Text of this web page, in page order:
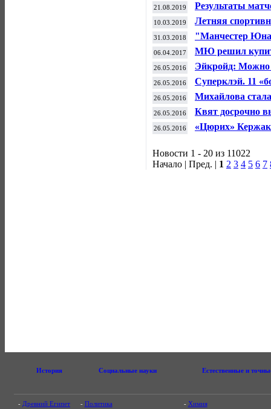
21.08.2019
Результаты
футболу (16-17
10.03.2019 Летняя
31.03.2018
"Манчестер
вышли в плей-
06.04.2017
МЮ решил
миллионов евро
26.05.2016
Эйкройд: Можно
Билялетдинове?
26.05.2016
Суперклэй. 11
вылета
26.05.2016
Михайлова
настольному
26.05.2016 Квят досрочно
26.05.2016 «Цюрих»
Новости 1 - 20 из 11022
Начало | Пред. | 1 2 3 4 5 6 7
История Социальные науки Естественные и
- Древний Египет
- Политика
- Химия